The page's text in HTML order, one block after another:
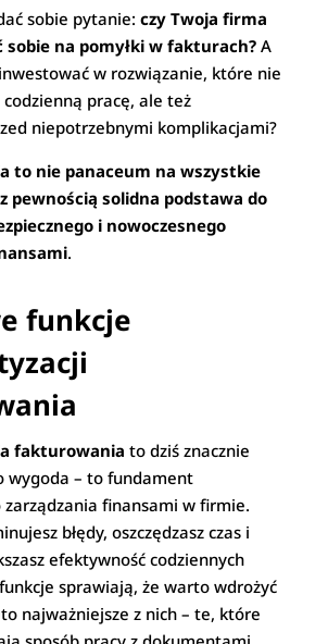
sobie pytanie:czy Twoja firma
sobie na pomyłki w fakturach? A
w rozwiązanie, które nie
pracę, ale też
niepotrzebnymi komplikacjami?
to nie panaceum na wszystkie
pewnością solidna podstawa do
i nowoczesnego
.
funkcje
fakturowania to dziś znacznie
wygoda – to fundament
zarządzania finansami w firmie.
błędy, oszczędzasz czas i
efektywność codziennych
sprawiają, że warto wdrożyć
najważniejsze z nich – te, które